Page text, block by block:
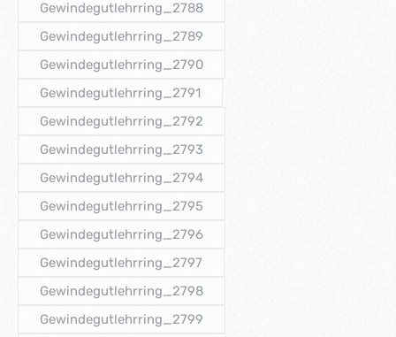
Gewindegutlehrring_2788
(Diese Option ist zurzeit nicht verfügbar.)
Gewindegutlehrring_2789
(Diese Option ist zurzeit nicht verfügbar.)
Gewindegutlehrring_2790
(Diese Option ist zurzeit nicht verfügbar.)
Gewindegutlehrring_2791
(Diese Option ist zurzeit nicht verfügbar.)
Gewindegutlehrring_2792
(Diese Option ist zurzeit nicht verfügbar.)
Gewindegutlehrring_2793
(Diese Option ist zurzeit nicht verfügbar.)
Gewindegutlehrring_2794
(Diese Option ist zurzeit nicht verfügbar.)
Gewindegutlehrring_2795
(Diese Option ist zurzeit nicht verfügbar.)
Gewindegutlehrring_2796
(Diese Option ist zurzeit nicht verfügbar.)
Gewindegutlehrring_2797
(Diese Option ist zurzeit nicht verfügbar.)
Gewindegutlehrring_2798
(Diese Option ist zurzeit nicht verfügbar.)
Gewindegutlehrring_2799
(Diese Option ist zurzeit nicht verfügbar.)